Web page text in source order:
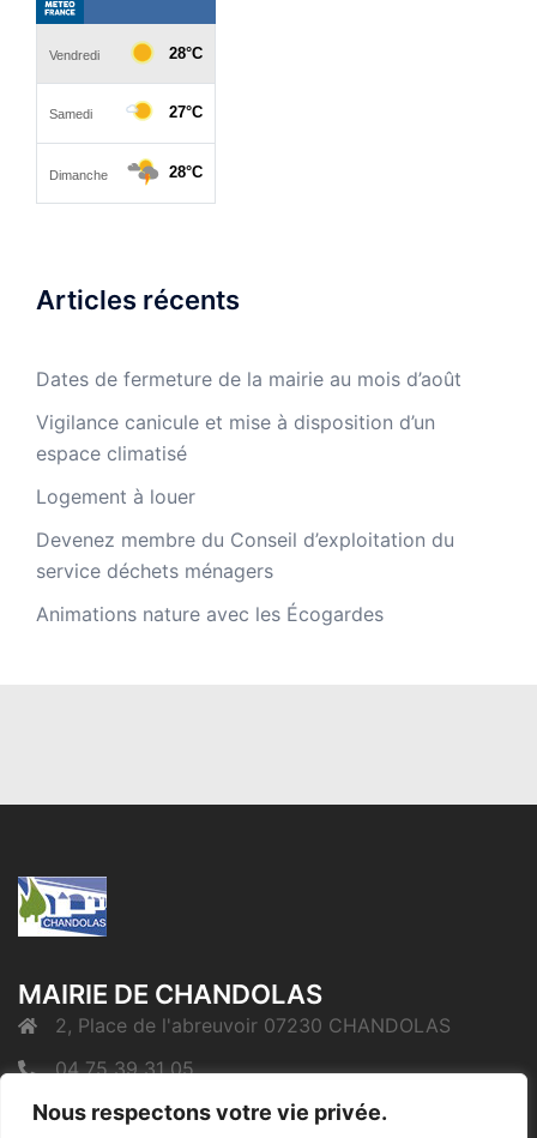
Nous respectons votre vie privée.
Articles récents
Dates de fermeture de la mairie au mois d’août
Vigilance canicule et mise à disposition d’un
espace climatisé
Logement à louer
Devenez membre du Conseil d’exploitation du
service déchets ménagers
Animations nature avec les Écogardes
MAIRIE DE CHANDOLAS
2, Place de l'abreuvoir 07230 CHANDOLAS
04 75 39 31 05
mairie@chandolas.fr